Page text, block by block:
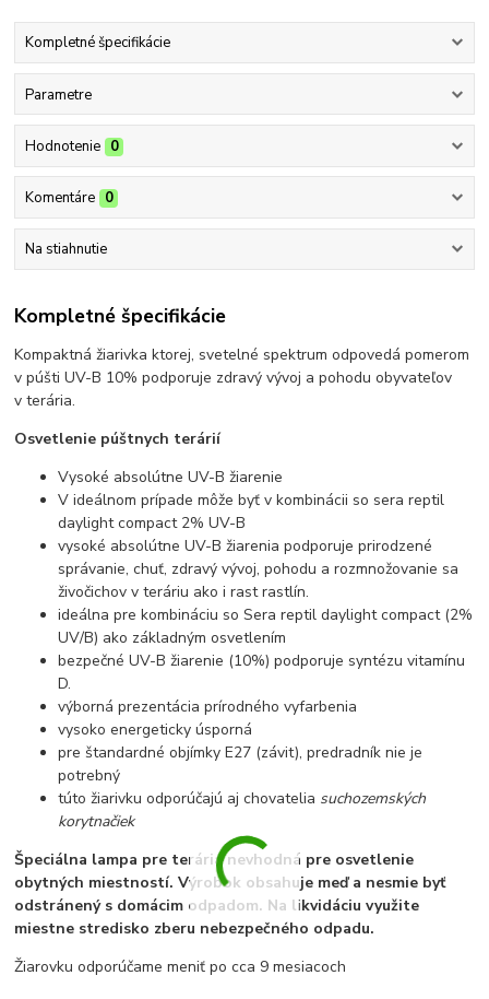
Kompletné špecifikácie
Parametre
Hodnotenie 0
Komentáre 0
Na stiahnutie
Kompletné špecifikácie
Kompaktná žiarivka ktorej, svetelné spektrum odpovedá pomerom
v púšti UV-B 10% podporuje zdravý vývoj a pohodu obyvateľov
v terária.
Osvetlenie púštnych terárií
Vysoké absolútne UV-B žiarenie
V ideálnom prípade môže byť v kombinácii so sera reptil
daylight compact 2% UV-B
vysoké absolútne UV-B žiarenia podporuje prirodzené
správanie, chuť, zdravý vývoj, pohodu a rozmnožovanie sa
živočichov v teráriu ako i rast rastlín.
ideálna pre kombináciu so Sera reptil daylight compact (2%
UV/B) ako základným osvetlením
bezpečné UV-B žiarenie (10%) podporuje syntézu vitamínu
D.
výborná prezentácia prírodného vyfarbenia
vysoko energeticky úsporná
pre štandardné objímky E27 (závit), predradník nie je
potrebný
túto žiarivku odporúčajú aj chovatelia suchozemských
korytnačiek
Špeciálna lampa pre terária nevhodná pre osvetlenie
obytných miestností. Výrobok obsahuje meď a nesmie byť
odstránený s domácim odpadom. Na likvidáciu využite
miestne stredisko zberu nebezpečného odpadu.
Žiarovku odporúčame meniť po cca 9 mesiacoch